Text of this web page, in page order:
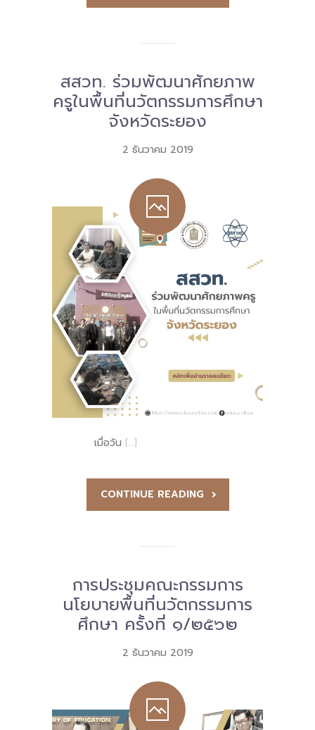
-- รู้จัก พื้นที่นวัตกรรมการศึกษา
-- คณะกรรมการนโยบายพื้นที่นวัตกรรมการศึกษา
-- คณะอนุกรรมการ 6 คณะ
ติดต่อเรา
สสวท. ร่วมพัฒนาศักยภาพ
ครูในพื้นที่นวัตกรรมการศึกษา
จังหวัดระยอง
2 ธันวาคม 2019
เมื่อวัน […]
CONTINUE READING
การประชุมคณะกรรมการ
นโยบายพื้นที่นวัตกรรมการ
ศึกษา ครั้งที่ ๑/๒๕๖๒
2 ธันวาคม 2019